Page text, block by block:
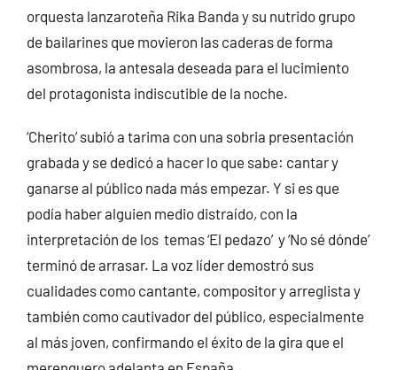
orquesta lanzaroteña Rika Banda y su nutrido grupo
de bailarines que movieron las caderas de forma
asombrosa, la antesala deseada para el lucimiento
del protagonista indiscutible de la noche.
‘Cherito’ subió a tarima con una sobria presentación
grabada y se dedicó a hacer lo que sabe: cantar y
ganarse al público nada más empezar. Y si es que
podía haber alguien medio distraído, con la
interpretación de los temas ‘El pedazo’ y ‘No sé dónde’
terminó de arrasar. La voz líder demostró sus
cualidades como cantante, compositor y arreglista y
también como cautivador del público, especialmente
al más joven, confirmando el éxito de la gira que el